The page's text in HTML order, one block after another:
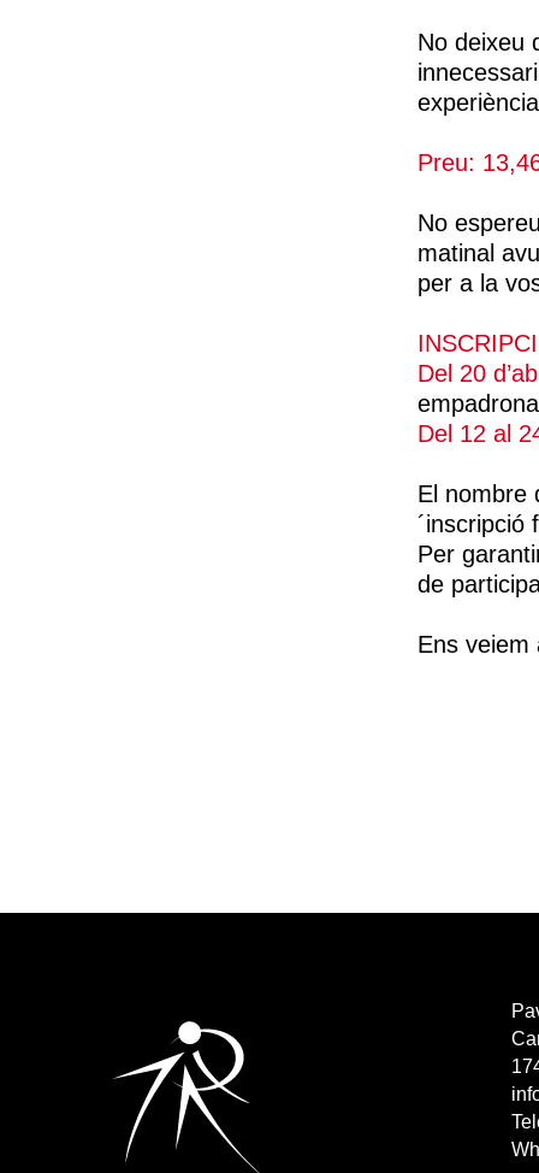
No deixeu
Preu:
No
matinal
per a la
Del 20
Del 12 al
El nombre
´inscripció
Per
de
Ens veiem